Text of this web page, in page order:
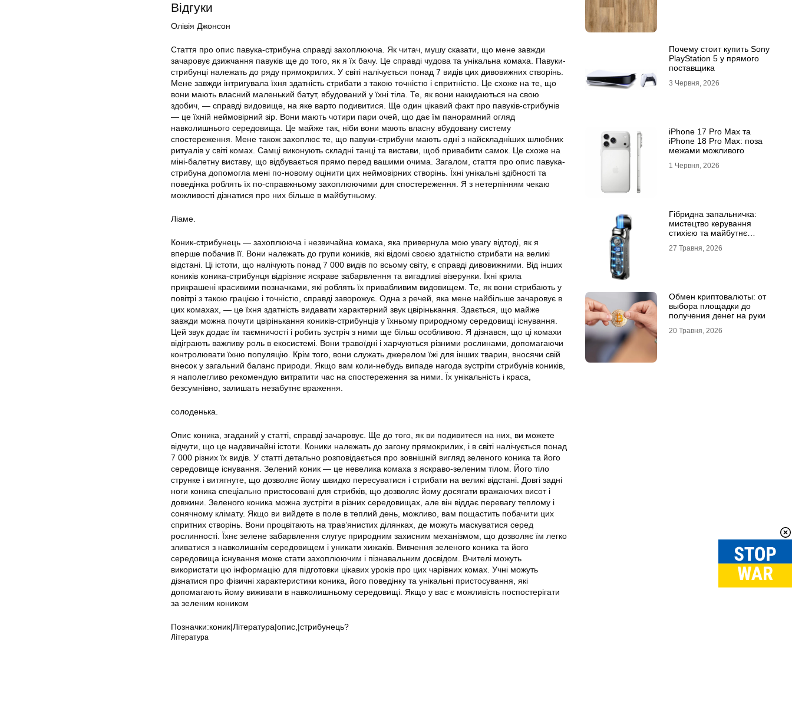
Відгуки
Олівія Джонсон
Стаття про опис павука-стрибуна справді захоплююча. Як читач, мушу сказати, що мене завжди
зачаровує дзижчання павуків ще до того, як я їх бачу. Це справді чудова та унікальна комаха. Павуки-
стрибунці належать до ряду прямокрилих. У світі налічується понад 7 видів цих дивовижних створінь.
Мене завжди інтригувала їхня здатність стрибати з такою точністю і спритністю. Це схоже на те, що
вони мають власний маленький батут, вбудований у їхні тіла. Те, як вони накидаються на свою
здобич, — справді видовище, на яке варто подивитися. Ще один цікавий факт про павуків-стрибунів
— це їхній неймовірний зір. Вони мають чотири пари очей, що дає їм панорамний огляд
навколишнього середовища. Це майже так, ніби вони мають власну вбудовану систему
спостереження. Мене також захоплює те, що павуки-стрибуни мають одні з найскладніших шлюбних
ритуалів у світі комах. Самці виконують складні танці та вистави, щоб привабити самок. Це схоже на
міні-балетну виставу, що відбувається прямо перед вашими очима. Загалом, стаття про опис павука-
стрибуна допомогла мені по-новому оцінити цих неймовірних створінь. Їхні унікальні здібності та
поведінка роблять їх по-справжньому захоплюючими для спостереження. Я з нетерпінням чекаю
можливості дізнатися про них більше в майбутньому.
Ліаме.
Коник-стрибунець — захоплююча і незвичайна комаха, яка привернула мою увагу відтоді, як я
вперше побачив її. Вони належать до групи коників, які відомі своєю здатністю стрибати на великі
відстані. Ці істоти, що налічують понад 7 000 видів по всьому світу, є справді дивовижними. Від інших
коників коника-стрибунця відрізняє яскраве забарвлення та вигадливі візерунки. Їхні крила
прикрашені красивими позначками, які роблять їх привабливим видовищем. Те, як вони стрибають у
повітрі з такою грацією і точністю, справді заворожує. Одна з речей, яка мене найбільше зачаровує в
цих комахах, — це їхня здатність видавати характерний звук цвірінькання. Здається, що майже
завжди можна почути цвірінькання коників-стрибунців у їхньому природному середовищі існування.
Цей звук додає їм таємничості і робить зустріч з ними ще більш особливою. Я дізнався, що ці комахи
відіграють важливу роль в екосистемі. Вони травоїдні і харчуються різними рослинами, допомагаючи
контролювати їхню популяцію. Крім того, вони служать джерелом їжі для інших тварин, вносячи свій
внесок у загальний баланс природи. Якщо вам коли-небудь випаде нагода зустріти стрибунів коників,
я наполегливо рекомендую витратити час на спостереження за ними. Їх унікальність і краса,
безсумнівно, залишать незабутнє враження.
солоденька.
Опис коника, згаданий у статті, справді зачаровує. Ще до того, як ви подивитеся на них, ви можете
відчути, що це надзвичайні істоти. Коники належать до загону прямокрилих, і в світі налічується понад
7 000 різних їх видів. У статті детально розповідається про зовнішній вигляд зеленого коника та його
середовище існування. Зелений коник — це невелика комаха з яскраво-зеленим тілом. Його тіло
струнке і витягнуте, що дозволяє йому швидко пересуватися і стрибати на великі відстані. Довгі задні
ноги коника спеціально пристосовані для стрибків, що дозволяє йому досягати вражаючих висот і
довжини. Зеленого коника можна зустріти в різних середовищах, але він віддає перевагу теплому і
сонячному клімату. Якщо ви вийдете в поле в теплий день, можливо, вам пощастить побачити цих
спритних створінь. Вони процвітають на трав’янистих ділянках, де можуть маскуватися серед
рослинності. Їхнє зелене забарвлення слугує природним захисним механізмом, що дозволяє їм легко
зливатися з навколишнім середовищем і уникати хижаків. Вивчення зеленого коника та його
середовища існування може стати захоплюючим і пізнавальним досвідом. Вчителі можуть
використати цю інформацію для підготовки цікавих уроків про цих чарівних комах. Учні можуть
дізнатися про фізичні характеристики коника, його поведінку та унікальні пристосування, які
допомагають йому виживати в навколишньому середовищі. Якщо у вас є можливість поспостерігати
за зеленим коником
Позначки:коник|Література|опис,|стрибунець?
Література
Почему стоит купить Sony
PlayStation 5 у прямого
поставщика
3 Червня, 2026
iPhone 17 Pro Max та
iPhone 18 Pro Max: поза
межами можливого
1 Червня, 2026
Гібридна запальничка:
мистецтво керування
стихією та майбутнє
27 Травня, 2026
Обмен криптовалюты: от
выбора площадки до
получения денег на руки
20 Травня, 2026